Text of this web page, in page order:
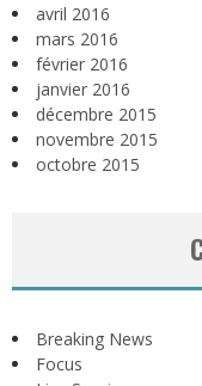
avril 2016
mars 2016
février 2016
janvier 2016
décembre 2015
novembre 2015
octobre 2015
Breaking News
Focus